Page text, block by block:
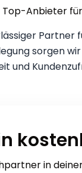
sorgen
und
in